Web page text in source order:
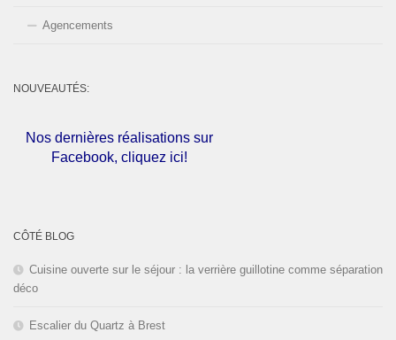
Agencements
NOUVEAUTÉS:
Nos dernières réalisations sur
Facebook, cliquez ici!
congés d'été du
CÔTÉ BLOG
Cuisine ouverte sur le séjour : la verrière guillotine comme séparation
déco
Escalier du Quartz à Brest